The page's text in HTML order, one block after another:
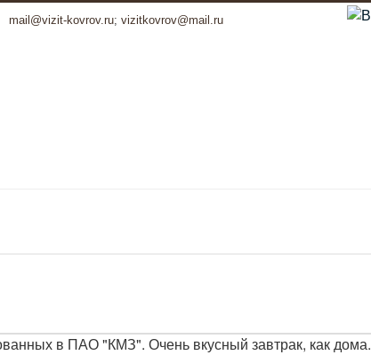
mail@vizit-kovrov.ru; vizitkovrov@mail.ru
в ПАО "КМЗ". Очень вкусный завтрак, как дома.